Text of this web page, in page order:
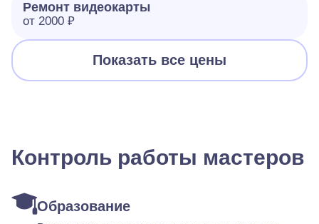
Ремонт видеокарты
от 2000 ₽
Показать все цены
Контроль работы мастеров
Образование